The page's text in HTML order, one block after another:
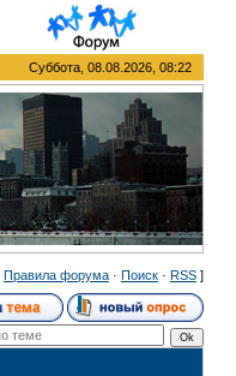
Суббота, 08.08.2026, 08:22
Правила форума· Поиск· RSS]